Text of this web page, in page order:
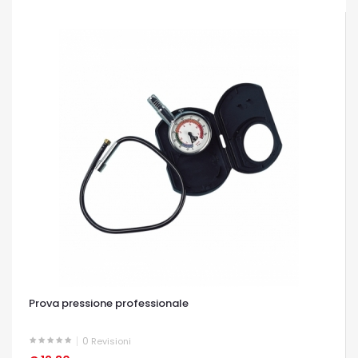
Prova pressione professionale
0 Revisioni